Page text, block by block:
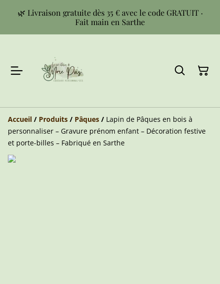
🌿 Livraison gratuite dès 35 € avec le code GRATUIT ·
Fait main en Sarthe
Accueil / Produits / Pâques / Lapin de Pâques en bois à
personnaliser – Gravure prénom enfant – Décoration festive
et porte-billes – Fabriqué en Sarthe